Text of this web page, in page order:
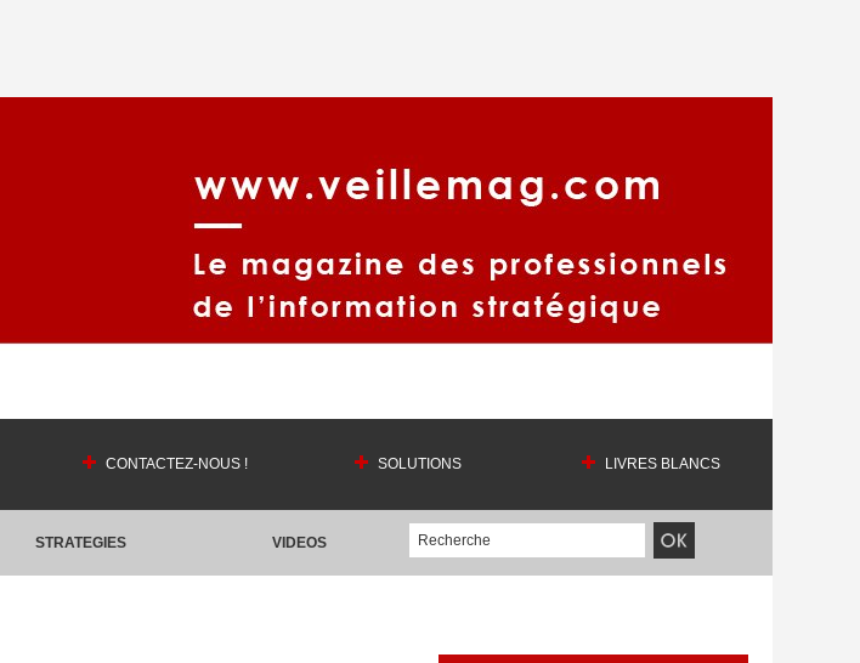
CONTACTEZ-NOUS ! SOLUTIONS LIVRES BLANCS
STRATEGIES VIDEOS